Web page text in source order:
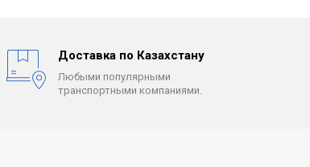
Доставка по Казахстану
Любыми популярными
транспортными компаниями.